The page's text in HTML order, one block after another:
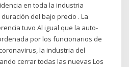
en toda la industria
del bajo precio . La
tuvo Al igual que la auto-
por los funcionarios de
la industria del
cerrar todas las nuevas Los